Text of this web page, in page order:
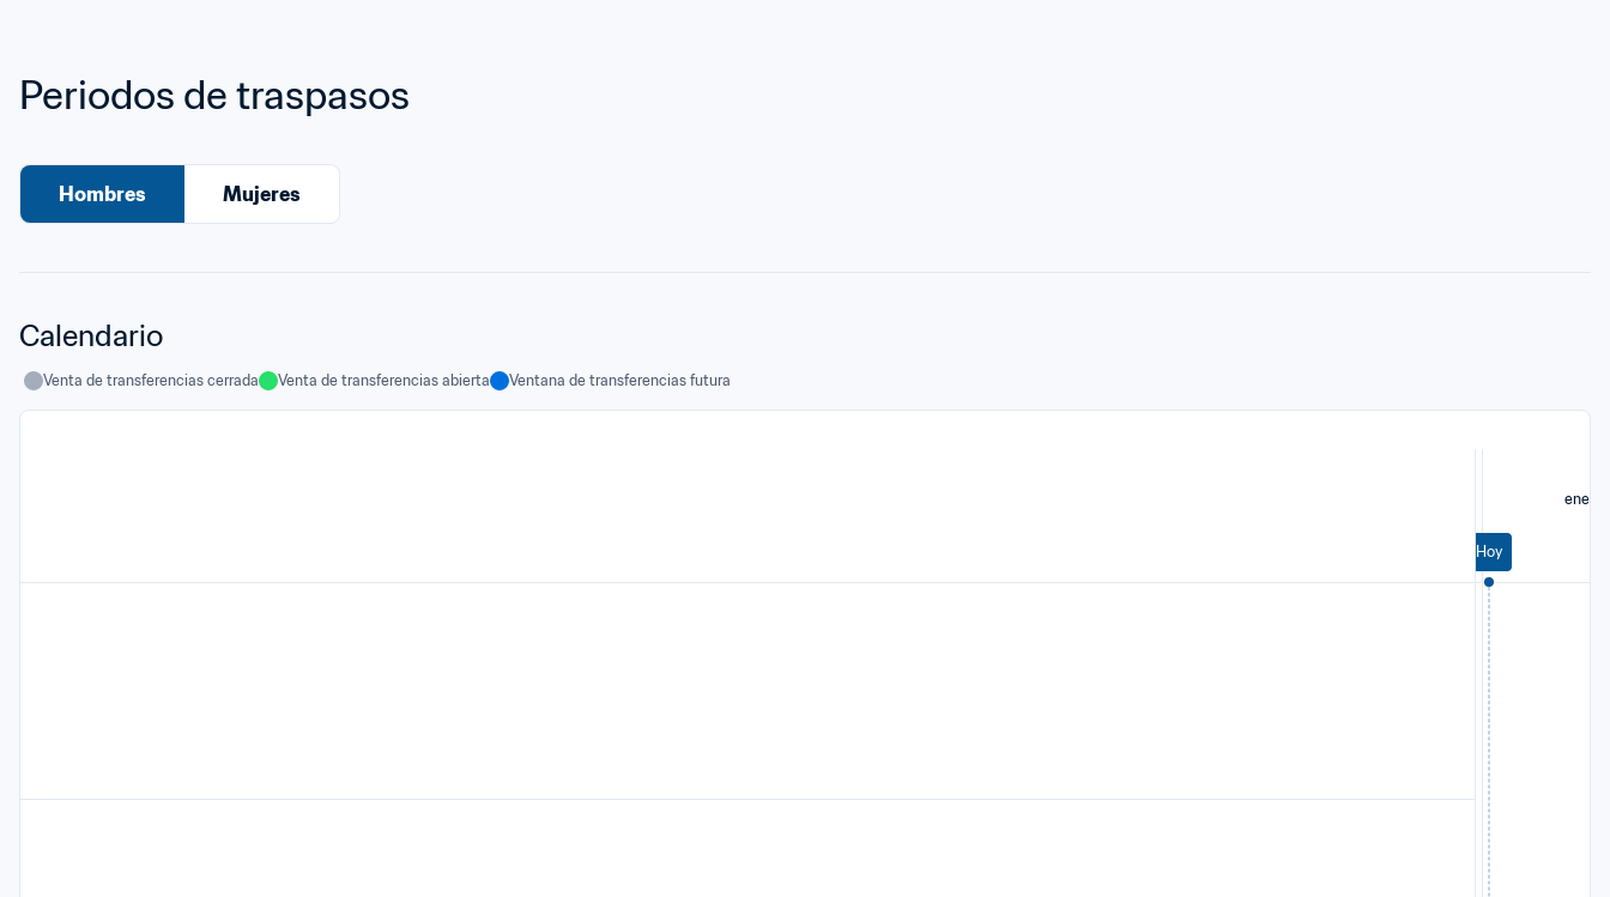
Periodos de traspasos
Hombres Mujeres
Calendario
Venta de transferencias cerrada Venta de transferencias abierta Ventana de transferencias futura
ene
Hoy